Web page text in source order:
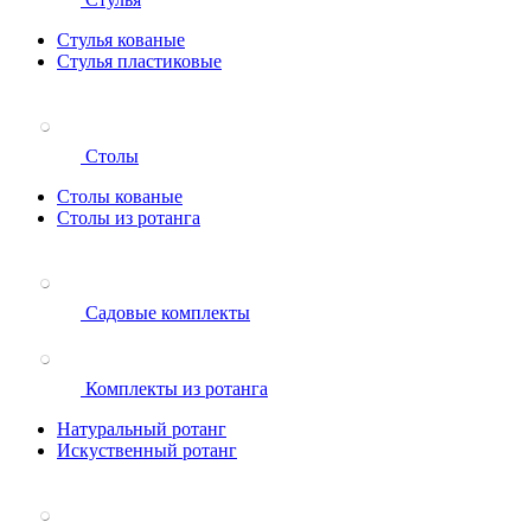
Стулья кованые
Стулья пластиковые
Столы
Столы кованые
Столы из ротанга
Садовые комплекты
Комплекты из ротанга
Натуральный ротанг
Искуственный ротанг